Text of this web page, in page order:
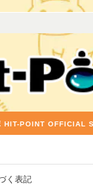
HIT-POINT OFFICIAL
く表記